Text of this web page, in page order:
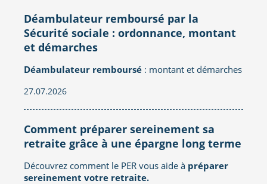
Déambulateur remboursé par la
Sécurité sociale : ordonnance, montant
et démarches
Déambulateur remboursé : montant et démarches
27.07.2026
Comment préparer sereinement sa
retraite grâce à une épargne long terme
Découvrez comment le PER vous aide à préparer
sereinement votre retraite.